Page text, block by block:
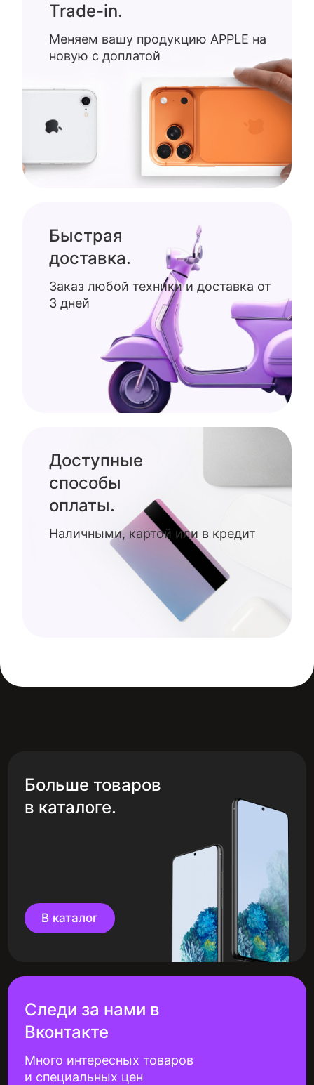
Trade-in.
Меняем вашу продукцию APPLE на
новую с доплатой
Быстрая
доставка.
Заказ любой техники и доставка от
3 дней
Доступные
способы
оплаты.
Наличными, картой или в кредит
Больше товаров
в каталоге.
В каталог
Следи за нами в
Вконтакте
Много интересных товаров
и специальных цен